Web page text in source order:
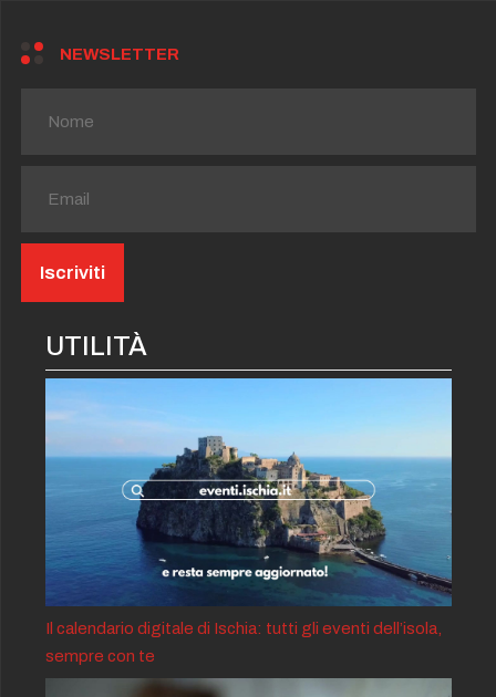
NEWSLETTER
UTILITÀ
Il calendario digitale di Ischia: tutti gli eventi dell’isola,
sempre con te